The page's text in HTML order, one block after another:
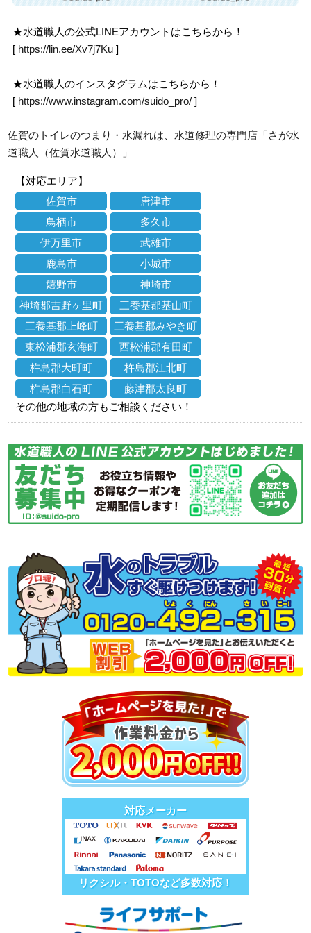
★水道職人の公式LINEアカウントはこちらから！
[ https://lin.ee/Xv7j7Ku ]
★水道職人のインスタグラムはこちらから！
[ https://www.instagram.com/suido_pro/ ]
佐賀のトイレのつまり・水漏れは、水道修理の専門店「さが水
道職人（佐賀水道職人）」
【対応エリア】
佐賀市
唐津市
鳥栖市
多久市
伊万里市
武雄市
鹿島市
小城市
嬉野市
神埼市
神埼郡吉野ヶ里町
三養基郡基山町
三養基郡上峰町
三養基郡みやき町
東松浦郡玄海町
西松浦郡有田町
杵島郡大町町
杵島郡江北町
杵島郡白石町
藤津郡太良町
その他の地域の方もご相談ください！
対応メーカー
リクシル・TOTOなど多数対応！